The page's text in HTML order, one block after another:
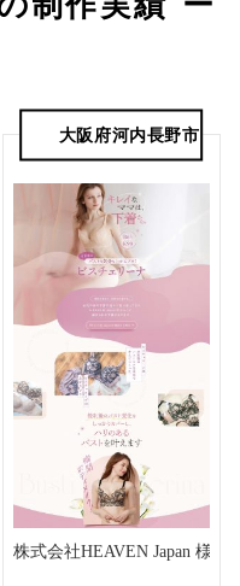
大阪府河内長野市
株式会社HEAVEN Japan 様